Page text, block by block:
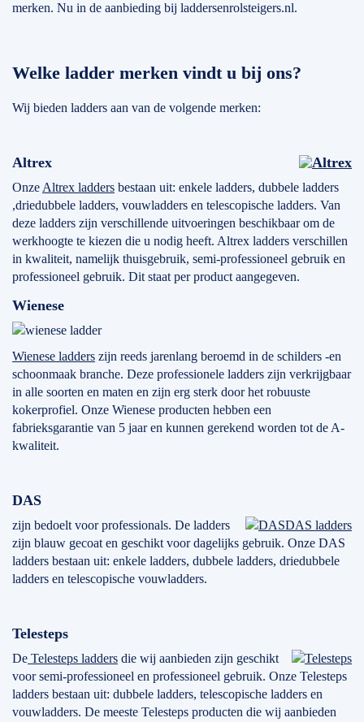
merken. Nu in de aanbieding bij laddersenrolsteigers.nl.
Welke ladder merken vindt u bij ons?
Wij bieden ladders aan van de volgende merken:
Altrex
Onze Altrex ladders bestaan uit: enkele ladders, dubbele ladders
,driedubbele ladders, vouwladders en telescopische ladders. Van
deze ladders zijn verschillende uitvoeringen beschikbaar om de
werkhoogte te kiezen die u nodig heeft. Altrex ladders verschillen
in kwaliteit, namelijk thuisgebruik, semi-professioneel gebruik en
professioneel gebruik. Dit staat per product aangegeven.
Wienese
Wienese ladders zijn reeds jarenlang beroemd in de schilders -en
schoonmaak branche. Deze professionele ladders zijn verkrijgbaar
in alle soorten en maten en zijn erg sterk door het robuuste
kokerprofiel. Onze Wienese producten hebben een
fabrieksgarantie van 5 jaar en kunnen gerekend worden tot de A-
kwaliteit.
DAS
DAS ladders
zijn bedoelt voor professionals. De ladders
zijn blauw gecoat en geschikt voor dagelijks gebruik. Onze DAS
ladders bestaan uit: enkele ladders, dubbele ladders, driedubbele
ladders en telescopische vouwladders.
Telesteps
De Telesteps ladders die wij aanbieden zijn geschikt
voor semi-professioneel en professioneel gebruik. Onze Telesteps
ladders bestaan uit: dubbele ladders, telescopische ladders en
vouwladders. De meeste Telesteps producten die wij aanbieden